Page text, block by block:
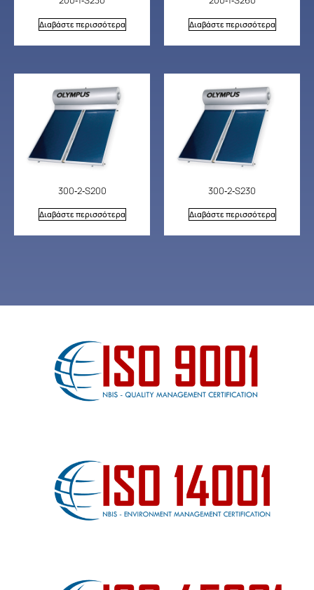
Διαβάστε περισσότερα Διαβάστε περισσότερα
300‐2‐S200
Διαβάστε περισσότερα
300‐2‐S230
Διαβάστε περισσότερα